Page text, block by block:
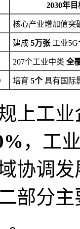
2030年目
核心产业增加值突
建成 5万张 工业
207个工业中类 全
培育 5个具有国际
上工
，工
协调
部分